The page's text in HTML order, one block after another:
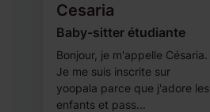
Cesaria
Baby-sitter étudiante
Bonjour, je m'appelle Césaria.
Je me suis inscrite sur
yoopala parce que j'adore les
enfants et pass...